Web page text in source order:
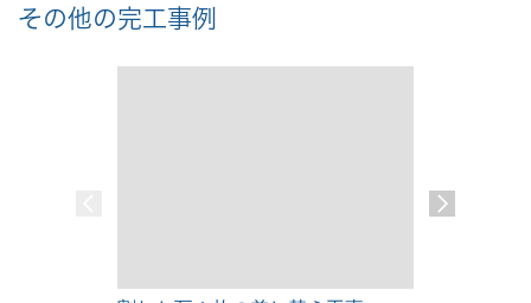
その他の完工事例